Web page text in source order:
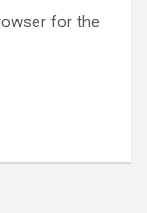
for the